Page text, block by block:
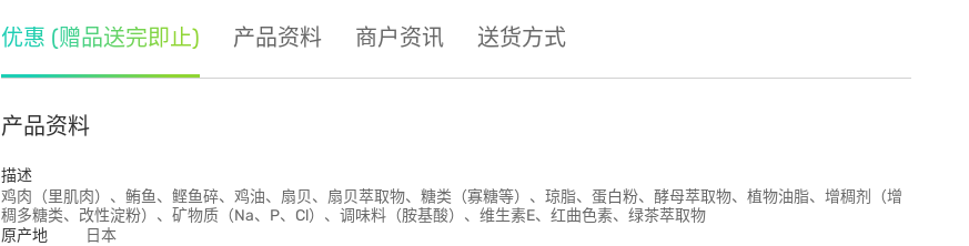
优惠 (赠品送完即止) 产品资料 商户资讯 送货方式
产品资料
描述
鸡肉（里肌肉）、鲔鱼、鲣鱼碎、鸡油、扇贝、扇贝萃取物、糖类（寡糖等）、琼脂、蛋白粉、酵母萃取物、植物油脂、增稠剂（增
稠多糖类、改性淀粉）、矿物质（Na、P、Cl）、调味料（胺基酸）、维生素E、红曲色素、绿茶萃取物
原产地
日本